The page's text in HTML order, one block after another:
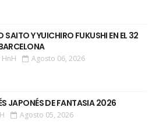
SAITO Y YUICHIRO FUKUSHI EN EL 32
Agosto 06, 2026
JAPONÉS DE FANTASIA 2026
Agosto 05, 2026